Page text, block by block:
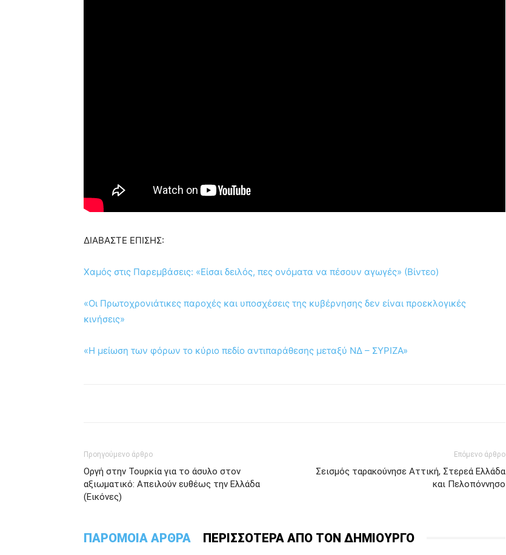
ΔΙΑΒΑΣΤΕ ΕΠΙΣΗΣ:
Χαμός στις Παρεμβάσεις: «Είσαι δειλός, πες ονόματα να πέσουν αγωγές» (Βίντεο)
«Οι Πρωτοχρονιάτικες παροχές και υποσχέσεις της κυβέρνησης δεν είναι προεκλογικές
κινήσεις»
«Η μείωση των φόρων το κύριο πεδίο αντιπαράθεσης μεταξύ ΝΔ – ΣΥΡΙΖΑ»
Προηγούμενο άρθρο
Οργή στην Τουρκία για το άσυλο στον
αξιωματικό: Απειλούν ευθέως την Ελλάδα
(Εικόνες)
Επόμενο άρθρο
Σεισμός ταρακούνησε Αττική, Στερεά Ελλάδα
και Πελοπόννησο
ΠΑΡΟΜΟΙΑ ΑΡΘΡΑ ΠΕΡΙΣΣΟΤΕΡΑ ΑΠΟ ΤΟΝ ΔΗΜΙΟΥΡΓΟ